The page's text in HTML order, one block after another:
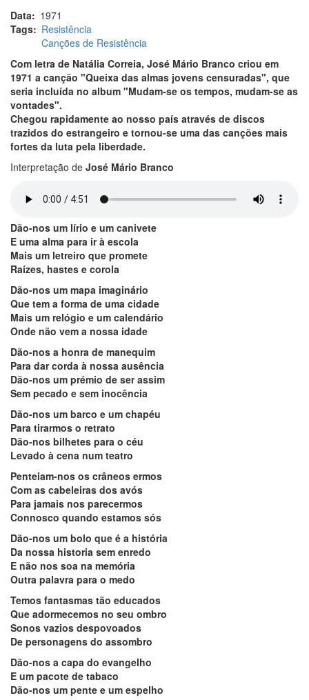
Data
1971
Tags
Resistência
Canções de Resistência
Com letra de Natália Correia, José Mário Branco criou em
1971 a canção "Queixa das almas jovens censuradas", que
seria incluída no album "Mudam-se os tempos, mudam-se as
vontades".
Chegou rapidamente ao nosso país através de discos
trazidos do estrangeiro e tornou-se uma das canções mais
fortes da luta pela liberdade.
Interpretação de José Mário Branco
Dão-nos um lírio e um canivete
E uma alma para ir à escola
Mais um letreiro que promete
Raízes, hastes e corola
Dão-nos um mapa imaginário
Que tem a forma de uma cidade
Mais um relógio e um calendário
Onde não vem a nossa idade
Dão-nos a honra de manequim
Para dar corda à nossa ausência
Dão-nos um prémio de ser assim
Sem pecado e sem inocência
Dão-nos um barco e um chapéu
Para tirarmos o retrato
Dão-nos bilhetes para o céu
Levado à cena num teatro
Penteiam-nos os crâneos ermos
Com as cabeleiras dos avós
Para jamais nos parecermos
Connosco quando estamos sós
Dão-nos um bolo que é a história
Da nossa historia sem enredo
E não nos soa na memória
Outra palavra para o medo
Temos fantasmas tão educados
Que adormecemos no seu ombro
Sonos vazios despovoados
De personagens do assombro
Dão-nos a capa do evangelho
E um pacote de tabaco
Dão-nos um pente e um espelho